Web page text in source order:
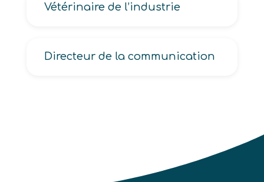
Vétérinaire de l’industrie
Directeur de la communication